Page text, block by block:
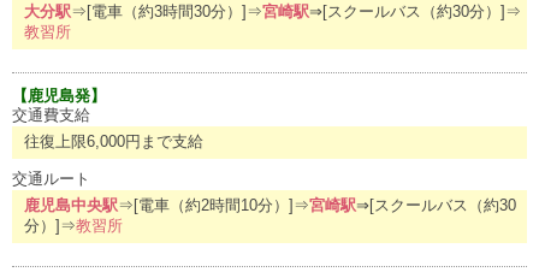
大分駅⇒[電車（約3時間30分）]⇒宮崎駅⇒[スクールバス（約30分）]⇒
教習所
【鹿児島発】
交通費支給
往復上限6,000円まで支給
交通ルート
鹿児島中央駅⇒[電車（約2時間10分）]⇒宮崎駅⇒[スクールバス（約30
分）]⇒教習所